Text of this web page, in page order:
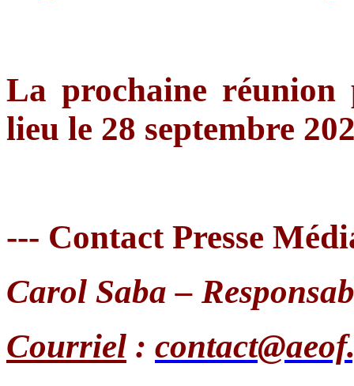
La prochaine réunion
lieu le 28 septembre
--- Contact Presse
Carol Saba –
Courriel :